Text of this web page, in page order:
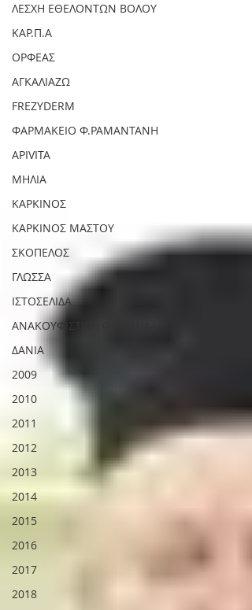
ΛΕΣΧΗ ΕΘΕΛΟΝΤΩΝ ΒΟΛΟΥ
ΚΑΡ.Π.Α
ΟΡΦΕΑΣ
ΑΓΚΑΛΙΑΖΩ
FREZYDERM
ΦΑΡΜΑΚΕΙΟ Φ.ΡΑΜΑΝΤΑΝΗ
APIVITA
ΜΗΛΙΑ
ΚΑΡΚΙΝΟΣ
ΚΑΡΚΙΝΟΣ ΜΑΣΤΟΥ
ΣΚΟΠΕΛΟΣ
ΓΛΩΣΣΑ
ΙΣΤΟΣΕΛΙΔΑ
ΑΝΑΚΟΥΦΙΣΤΙΚΗ ΦΡΟΝΤΙΔΑ
ΔΑΝΙΑ
2009
2010
2011
2012
2013
2014
2015
2016
2017
2018